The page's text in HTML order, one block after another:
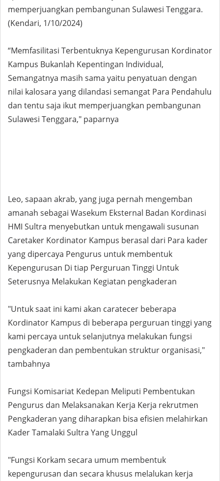
memperjuangkan pembangunan Sulawesi Tenggara.
(Kendari, 1/10/2024)
“Memfasilitasi Terbentuknya Kepengurusan Kordinator
Kampus Bukanlah Kepentingan Individual,
Semangatnya masih sama yaitu penyatuan dengan
nilai kalosara yang dilandasi semangat Para Pendahulu
dan tentu saja ikut memperjuangkan pembangunan
Sulawesi Tenggara," paparnya
Leo, sapaan akrab, yang juga pernah mengemban
amanah sebagai Wasekum Eksternal Badan Kordinasi
HMI Sultra menyebutkan untuk mengawali susunan
Caretaker Kordinator Kampus berasal dari Para kader
yang dipercaya Pengurus untuk membentuk
Kepengurusan Di tiap Perguruan Tinggi Untuk
Seterusnya Melakukan Kegiatan pengkaderan
"Untuk saat ini kami akan caratecer beberapa
Kordinator Kampus di beberapa perguruan tinggi yang
kami percaya untuk selanjutnya melakukan fungsi
pengkaderan dan pembentukan struktur organisasi,"
tambahnya
Fungsi Komisariat Kedepan Meliputi Pembentukan
Pengurus dan Melaksanakan Kerja Kerja rekrutmen
Pengkaderan yang diharapkan bisa efisien melahirkan
Kader Tamalaki Sultra Yang Unggul
"Fungsi Korkam secara umum membentuk
kepengurusan dan secara khusus melalukan kerja